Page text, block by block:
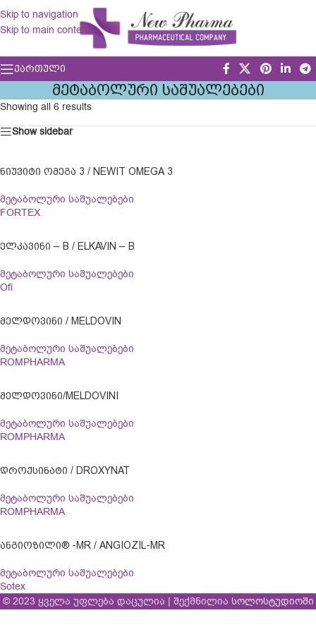
Skip to navigation
Skip to main content
ᲥᲐᲠᲗᲣᲚᲘ
ᲛᲔᲢᲐᲑᲝᲚᲣᲠᲘ ᲡᲐᲨᲣᲐᲚᲔᲑᲔᲑᲘ
Showing all 6 results
Show sidebar
ᲜᲘᲣᲕᲘᲢᲘ ᲝᲛᲔᲒᲐ 3 / NEWIT OMEGA 3
მეტაბოლური საშუალებები
FORTEX
ᲔᲚᲙᲐᲕᲘᲜᲘ – B / ELKAVIN – B
მეტაბოლური საშუალებები
Ofi
ᲛᲔᲚᲓᲝᲕᲘᲜᲘ / MELDOVIN
მეტაბოლური საშუალებები
ROMPHARMA
ᲛᲔᲚᲓᲝᲕᲘᲜᲘ/MELDOVINI
მეტაბოლური საშუალებები
ROMPHARMA
ᲓᲠᲝᲥᲡᲘᲜᲐᲢᲘ / DROXYNAT
მეტაბოლური საშუალებები
ROMPHARMA
ᲐᲜᲒᲘᲝᲖᲘᲚᲘ® -MR / ANGIOZIL-MR
მეტაბოლური საშუალებები
Sotex
© 2023 ყველა უფლება დაცულია | შექმნილია სოლოსტუდიოში